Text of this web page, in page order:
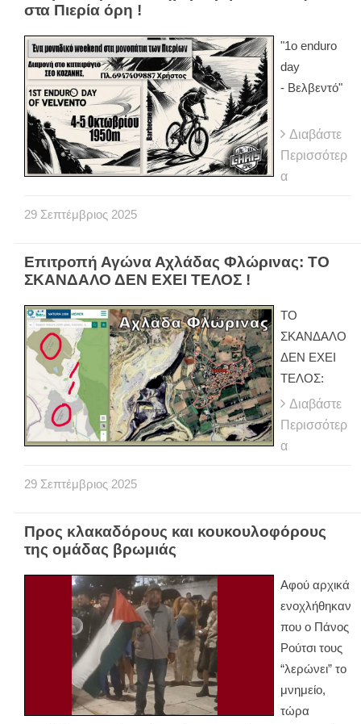
στα Πιερία όρη !
"1ο enduro
day
- Βελβεντό"
Διαβάστε
Περισσότερ
α
29 Σεπτέμβριος 2025
Επιτροπή Αγώνα Αχλάδας Φλώρινας: ΤΟ
ΣΚΑΝΔΑΛΟ ΔΕΝ ΕΧΕΙ ΤΕΛΟΣ !
ΤΟ
ΣΚΑΝΔΑΛΟ
ΔΕΝ ΕΧΕΙ
ΤΕΛΟΣ:
Διαβάστε
Περισσότερ
α
29 Σεπτέμβριος 2025
Προς κλακαδόρους και κουκουλοφόρους
της ομάδας βρωμιάς
Αφού αρχικά
ενοχλήθηκαν
που ο Πάνος
Ρούτσι τους
“λερώνει” το
μνημείο,
τώρα